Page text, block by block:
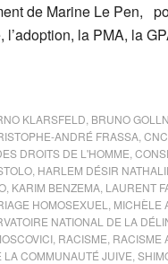
de Marine Le Pen,
la PMA, la
KLARSFELD BRUNO
ANDRÉ FRASSA
DROITS DE L'HOMME
HARLEM DÉSIR
KARIM BENZEMA LAURENT
HOMOSEXUEL MICHÈLE
NATIONAL DE LA
RACISME RACISME
COMMUNAUTÉ JUIVE